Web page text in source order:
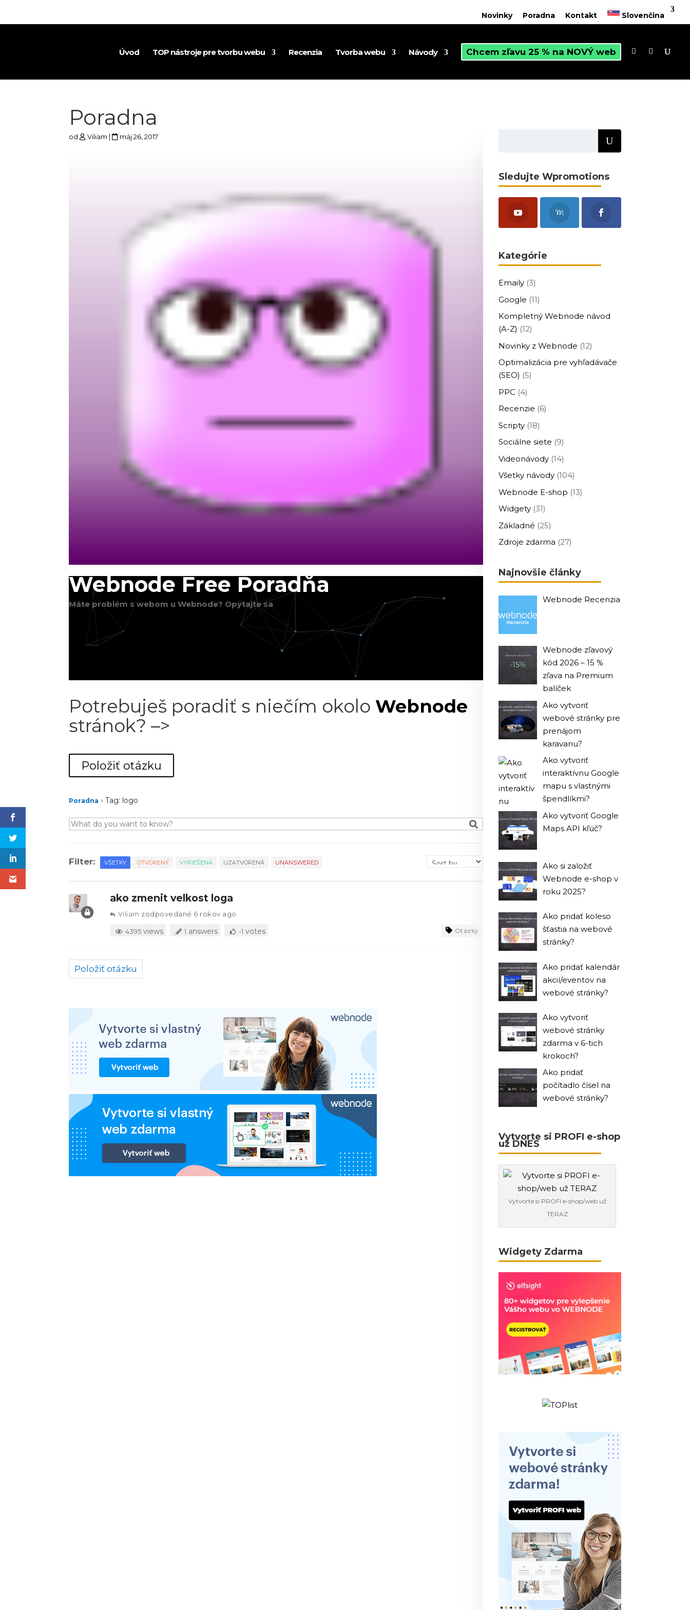
Novinky Poradna Kontakt Slovenčina
Úvod TOP nástroje pre tvorbu webu Recenzia Tvorba webu Návody Chcem zľavu 25 % na NOVÝ web
Poradna
od Viliam | máj 26, 2017
Webnode Free Poradňa
Máte problém s webom u Webnode? Opýtajte sa
Potrebuješ poradiť s niečím okolo Webnode
stránok? –>
Položiť otázku
Poradna ›Tag: logo
Filter: VŠETKY OTVORENÝ VYRIEŠENÁ UZATVORENÁ UNANSWERED
ako zmenit velkost loga
Viliam zodpovedané 6 rokov ago
Otázky
4395 views 1 answers -1 votes
Položiť otázku
Sledujte Wpromotions
Kategórie
Emaily(3)
Google (11)
Kompletný Webnode návod
(A-Z) (12)
Novinky z Webnode (12)
Optimalizácia pre vyhľadávače
(SEO) (5)
PPC (4)
Recenzie (6)
Scripty(18)
Sociálne siete (9)
Videonávody(14)
Všetky návody(104)
Webnode E-shop (13)
Widgety(31)
Základné (25)
Zdroje zdarma (27)
Najnovšie články
Webnode Recenzia
Webnode zľavový
kód 2026 – 15 %
zľava na Premium
balíček
Ako vytvoriť
webové stránky pre
prenájom
karavanu?
Ako vytvoriť
interaktívnu Google
mapu s vlastnými
špendlíkmi?
Ako vytvoriť Google
Maps API kľúč?
Ako si založiť
Webnode e-shop v
roku 2025?
Ako pridať koleso
šťastia na webové
stránky?
Ako pridať kalendár
akcií/eventov na
webové stránky?
Ako vytvoriť
webové stránky
zdarma v 6-tich
krokoch?
Ako pridať
počítadlo čísel na
webové stránky?
Vytvorte si PROFI e-shop
už DNES
Vytvorte si PROFI e-shop/web už
TERAZ
Widgety Zdarma